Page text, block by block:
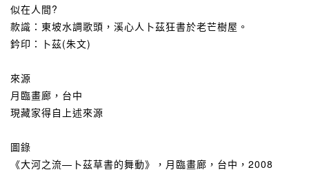
似在人間?
款識：東坡水調歌頭，溪心人卜茲狂書於老芒樹屋。
鈐印：卜茲(朱文)
來源
月臨畫廊，台中
現藏家得自上述來源
圖錄
《大河之流—卜茲草書的舞動》，月臨畫廊，台中，2008